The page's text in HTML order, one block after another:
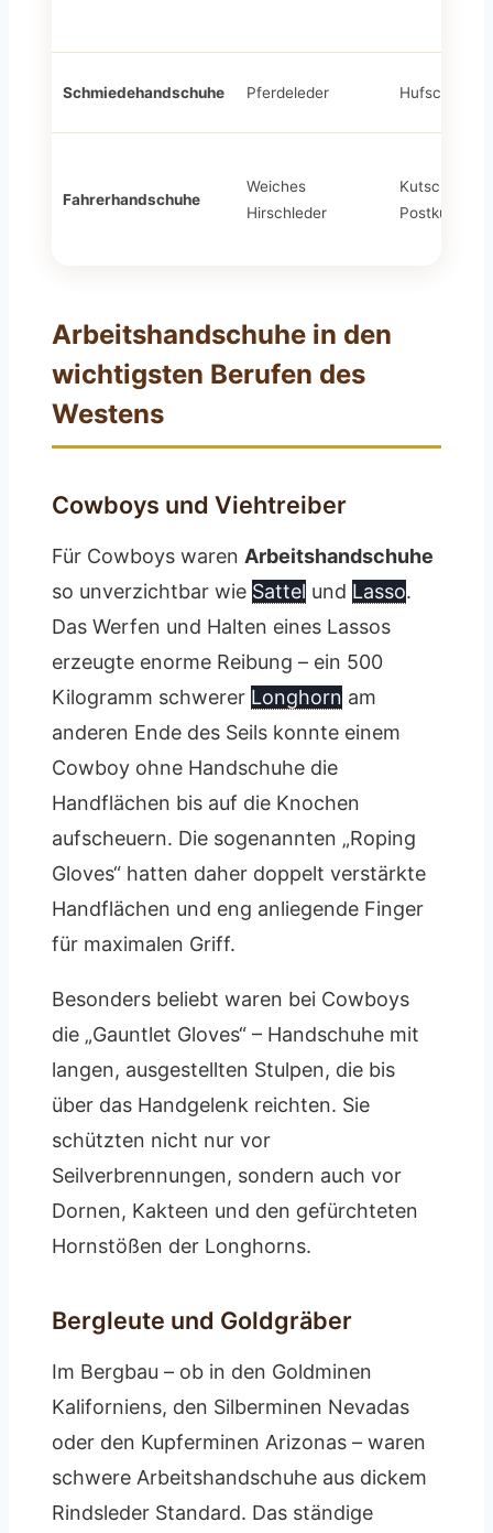
Schmiedehandschuhe Pferdeleder Hufschmiede
Fahrerhandschuhe
Weiches
Hirschleder
Kutscher,
Postkutscher
Arbeitshandschuhe in den
wichtigsten Berufen des
Westens
Cowboys und Viehtreiber
Für Cowboys waren Arbeitshandschuhe
so unverzichtbar wie Sattel und Lasso.
Das Werfen und Halten eines Lassos
erzeugte enorme Reibung – ein 500
Kilogramm schwerer Longhorn am
anderen Ende des Seils konnte einem
Cowboy ohne Handschuhe die
Handflächen bis auf die Knochen
aufscheuern. Die sogenannten „Roping
Gloves“ hatten daher doppelt verstärkte
Handflächen und eng anliegende Finger
für maximalen Griff.
Besonders beliebt waren bei Cowboys
die „Gauntlet Gloves“ – Handschuhe mit
langen, ausgestellten Stulpen, die bis
über das Handgelenk reichten. Sie
schützten nicht nur vor
Seilverbrennungen, sondern auch vor
Dornen, Kakteen und den gefürchteten
Hornstößen der Longhorns.
Bergleute und Goldgräber
Im Bergbau – ob in den Goldminen
Kaliforniens, den Silberminen Nevadas
oder den Kupferminen Arizonas – waren
schwere Arbeitshandschuhe aus dickem
Rindsleder Standard. Das ständige